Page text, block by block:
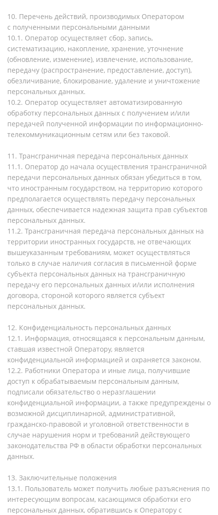
10. Перечень действий, производимых Оператором
с полученными персональными данными
10.1. Оператор осуществляет сбор, запись,
систематизацию, накопление, хранение, уточнение
(обновление, изменение), извлечение, использование,
передачу (распространение, предоставление, доступ),
обезличивание, блокирование, удаление и уничтожение
персональных данных.
10.2. Оператор осуществляет автоматизированную
обработку персональных данных с получением и/или
передачей полученной информации по информационно-
телекоммуникационным сетям или без таковой.
11. Трансграничная передача персональных данных
11.1. Оператор до начала осуществления трансграничной
передачи персональных данных обязан убедиться в том,
что иностранным государством, на территорию которого
предполагается осуществлять передачу персональных
данных, обеспечивается надежная защита прав субъектов
персональных данных.
11.2. Трансграничная передача персональных данных на
территории иностранных государств, не отвечающих
вышеуказанным требованиям, может осуществляться
только в случае наличия согласия в письменной форме
субъекта персональных данных на трансграничную
передачу его персональных данных и/или исполнения
договора, стороной которого является субъект
персональных данных.
12. Конфиденциальность персональных данных
12.1. Информация, относящаяся к персональным данным,
ставшая известной Оператору, является
конфиденциальной информацией и охраняется законом.
12.2. Работники Оператора и иные лица, получившие
доступ к обрабатываемым персональным данным,
подписали обязательство о неразглашении
конфиденциальной информации, а также предупреждены о
возможной дисциплинарной, административной,
гражданско-правовой и уголовной ответственности в
случае нарушения норм и требований действующего
законодательства РФ в области обработки персональных
данных.
13. Заключительные положения
13.1. Пользователь может получить любые разъяснения по
интересующим вопросам, касающимся обработки его
персональных данных, обратившись к Оператору с